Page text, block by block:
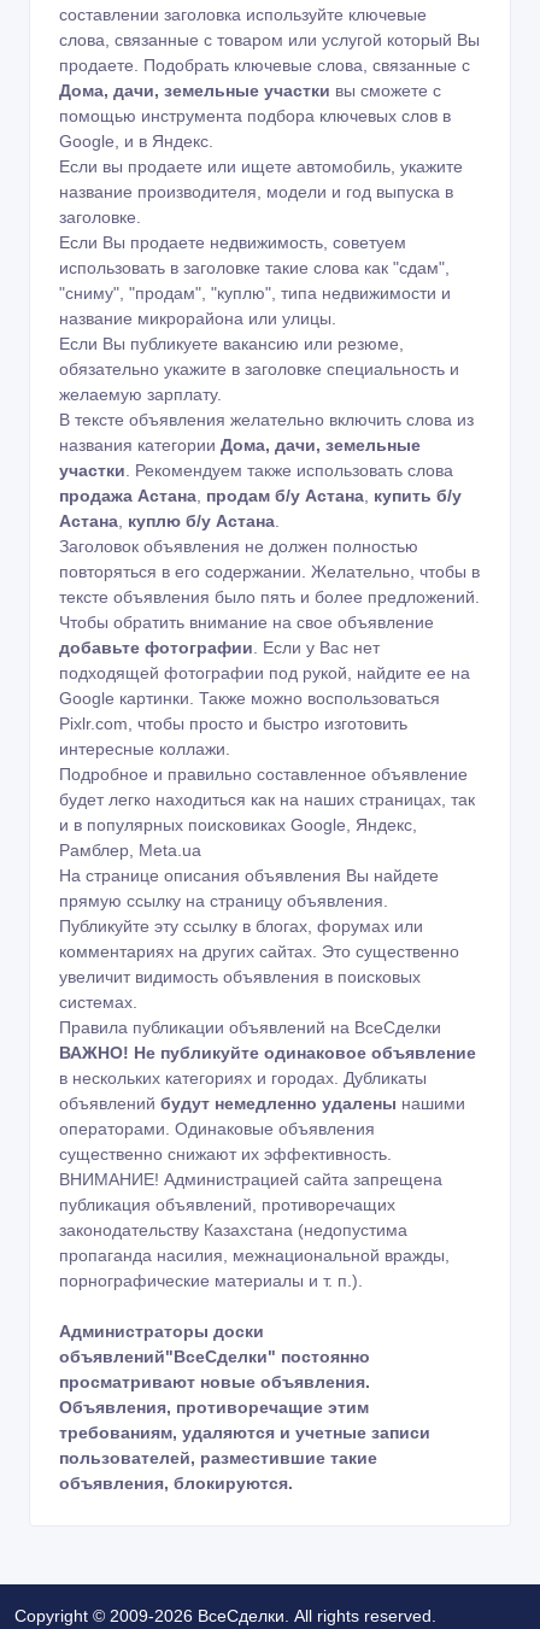
составлении заголовка используйте ключевые
слова, связанные с товаром или услугой который Вы
продаете. Подобрать ключевые слова, связанные с
Дома, дачи, земельные участки вы сможете с
помощью инструмента подбора ключевых слов в
Google
и в Яндекс
Если вы продаете или ищете автомобиль, укажите
название производителя, модели и год выпуска в
заголовке.
Если Вы продаете недвижимость, советуем
использовать в заголовке такие слова как "сдам",
"сниму", "продам", "куплю", типа недвижимости и
название микрорайона или улицы.
Если Вы публикуете вакансию или резюме,
обязательно укажите в заголовке специальность и
желаемую зарплату.
В тексте объявления желательно включить слова из
названия категории Дома, дачи, земельные
участки . Рекомендуем также использовать слова
продажа Астана продам б/у Астана купить б/у
Астана куплю б/у Астана
Заголовок объявления не должен полностью
повторяться в его содержании. Желательно, чтобы в
тексте объявления было пять и более предложений.
Чтобы обратить внимание на свое объявление
добавьте фотографии . Если у Вас нет
подходящей фотографии под рукой, найдите ее на
Google картинки . Также можно воспользоваться
Pixlr.com , чтобы просто и быстро изготовить
интересные коллажи.
Подробное и правильно составленное объявление
будет легко находиться как на наших страницах, так
и в популярных поисковиках Google, Яндекс,
Рамблер, Meta.ua
На странице описания объявления Вы найдете
прямую ссылку на страницу объявления.
Публикуйте эту ссылку в блогах, форумах или
комментариях на других сайтах. Это существенно
увеличит видимость объявления в поисковых
системах.
Правила публикации объявлений на ВсеСделки
ВАЖНО! Не публикуйте одинаковое объявление
в нескольких категориях и городах. Дубликаты
объявлений будут немедленно удалены нашими
операторами. Одинаковые объявления
существенно снижают их эффективность.
ВНИМАНИЕ! Администрацией сайта запрещена
публикация объявлений, противоречащих
законодательству Казахстана (недопустима
пропаганда насилия, межнациональной вражды,
порнографические материалы и т. п.).
Администраторы доски
объявлений"ВсеСделки" постоянно
просматривают новые объявления.
Объявления, противоречащие этим
требованиям, удаляются и учетные записи
пользователей, разместившие такие
объявления, блокируются.
Copyright © 2009-2026 ВсеСделки. All rights reserved.